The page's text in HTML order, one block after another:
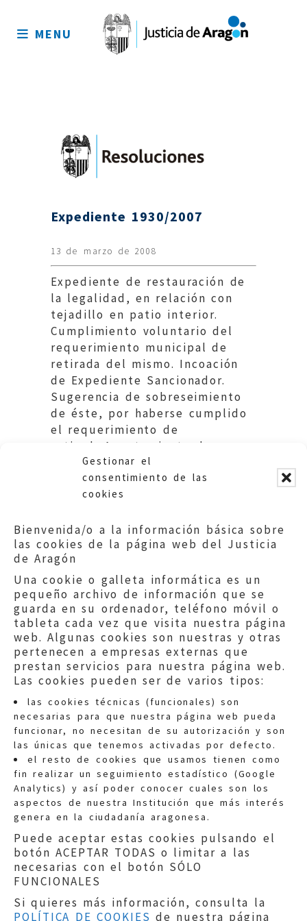
Gestionar el
consentimiento de las
cookies
Bienvenida/o a la información básica sobre
las cookies de la página web del Justicia
de Aragón
Una cookie o galleta informática es un
pequeño archivo de información que se
guarda en su ordenador, teléfono móvil o
tableta cada vez que visita nuestra página
web. Algunas cookies son nuestras y otras
pertenecen a empresas externas que
prestan servicios para nuestra página web.
Las cookies pueden ser de varios tipos:
las cookies técnicas (funcionales) son
necesarias para que nuestra página web pueda
funcionar, no necesitan de su autorización y son
las únicas que tenemos activadas por defecto.
el resto de cookies que usamos tienen como
fin realizar un seguimiento estadístico (Google
Analytics) y así poder conocer cuales son los
aspectos de nuestra Institución que más interés
genera en la ciudadanía aragonesa.
Puede aceptar estas cookies pulsando el
botón ACEPTAR TODAS o limitar a las
necesarias con el botón SÓLO
FUNCIONALES
Si quieres más información, consulta la
POLÍTICA DE COOKIES de nuestra página
sitio
MENU
Expediente 1930/2007
13 de marzo de 2008
Expediente de restauración de
la legalidad, en relación con
tejadillo en patio interior.
Cumplimiento voluntario del
requerimiento municipal de
retirada del mismo. Incoación
de Expediente Sancionador.
Sugerencia de sobreseimiento
de éste, por haberse cumplido
el requerimiento de
retirada.Ayuntamiento de
Zaragoza.
Quejas:quejas@eljusticiadearagon.es
Información general:
informacion@eljusticiadearagon.es
Teléfonos:900 210 210/